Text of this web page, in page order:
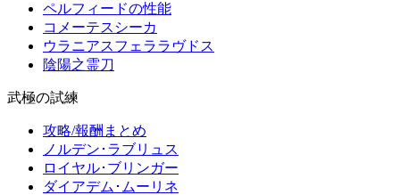
ペルフィードの性能
コメーテスシーカ
ウラニアスフェララヴドス
陰陽之霊刀
武極の試練
攻略/報酬まとめ
ノルデン･ラブリュス
ロイヤル･ブリンガー
ダイアデム･ムーリネ